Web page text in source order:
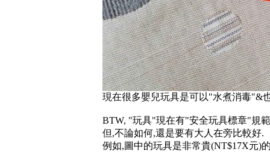
現在很多嬰兒玩具是可以"水煮消毒"&
BTW, "玩具"現在有"安全玩具標章"規
但,不論如何,還是要有大人在旁比較好.
例如,圖中的玩具是非常貴(NT$17X元